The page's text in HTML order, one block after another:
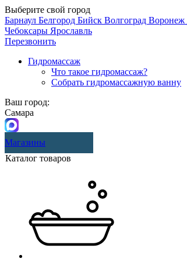
Выберите свой город
Барнаул Белгород Бийск Волгоград Воронеж
Чебоксары Ярославль
Перезвонить
Гидромассаж
Что такое гидромассаж?
Собрать гидромассажную ванну
Ваш город:
Самара
Магазины
Каталог товаров